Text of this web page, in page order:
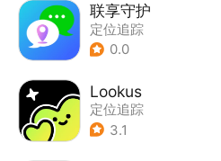
联享守护
定位追踪
0.0
Lookus
定位追踪
3.1